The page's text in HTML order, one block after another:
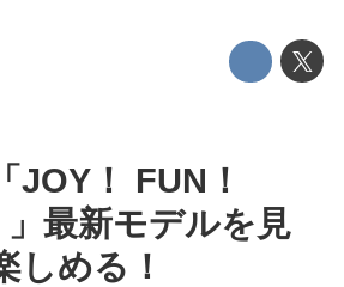
JOY！ FUN！
最新モデルを見
しめる！